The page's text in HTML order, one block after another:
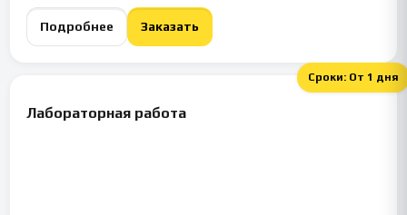
Подробнее Заказать
Сроки: От 1 дня
Лабораторная работа